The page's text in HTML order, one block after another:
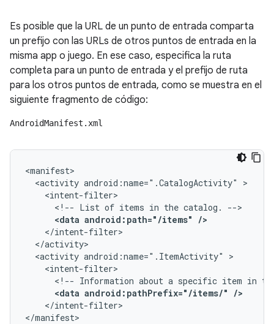
Es posible que la URL de un punto de entrada comparta
un prefijo con las URLs de otros puntos de entrada en la
misma app o juego. En ese caso, especifica la ruta
completa para un punto de entrada y el prefijo de ruta
para los otros puntos de entrada, como se muestra en el
siguiente fragmento de código:
AndroidManifest.xml
<activity android:name=".CatalogActivity"
<!-- List of items in the catalog.
<data android:path="/items" />
<activity android:name=".ItemActivity"
<!-- Information about a specific item in
<data android:pathPrefix="/items/" />
</intent-filter>
</manifest>